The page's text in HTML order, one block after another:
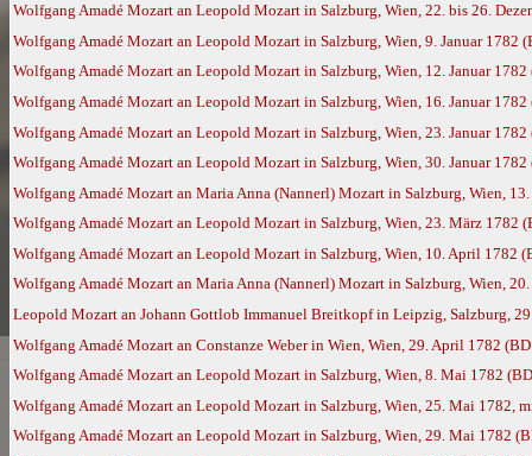
Wolfgang Amadé Mozart an Leopold Mozart in Salzburg, Wien, 22. bis 26.
Wolfgang Amadé Mozart an Leopold Mozart in Salzburg, Wien, 9. Januar 1782
Wolfgang Amadé Mozart an Leopold Mozart in Salzburg, Wien, 12. Januar 1782
Wolfgang Amadé Mozart an Leopold Mozart in Salzburg, Wien, 16. Januar 1782
Wolfgang Amadé Mozart an Leopold Mozart in Salzburg, Wien, 23. Januar 1782
Wolfgang Amadé Mozart an Leopold Mozart in Salzburg, Wien, 30. Januar 1782
Wolfgang Amadé Mozart an Maria Anna (Nannerl) Mozart in Salzburg, Wien,
Wolfgang Amadé Mozart an Leopold Mozart in Salzburg, Wien, 23. März 1782
Wolfgang Amadé Mozart an Leopold Mozart in Salzburg, Wien, 10. April 1782
Wolfgang Amadé Mozart an Maria Anna (Nannerl) Mozart in Salzburg, Wien,
Leopold Mozart an Johann Gottlob Immanuel Breitkopf in Leipzig, Salzburg,
Wolfgang Amadé Mozart an Constanze Weber in Wien, Wien, 29. April 1782
Wolfgang Amadé Mozart an Leopold Mozart in Salzburg, Wien, 8. Mai 1782
Wolfgang Amadé Mozart an Leopold Mozart in Salzburg, Wien, 25. Mai 1782,
Wolfgang Amadé Mozart an Leopold Mozart in Salzburg, Wien, 29. Mai 1782